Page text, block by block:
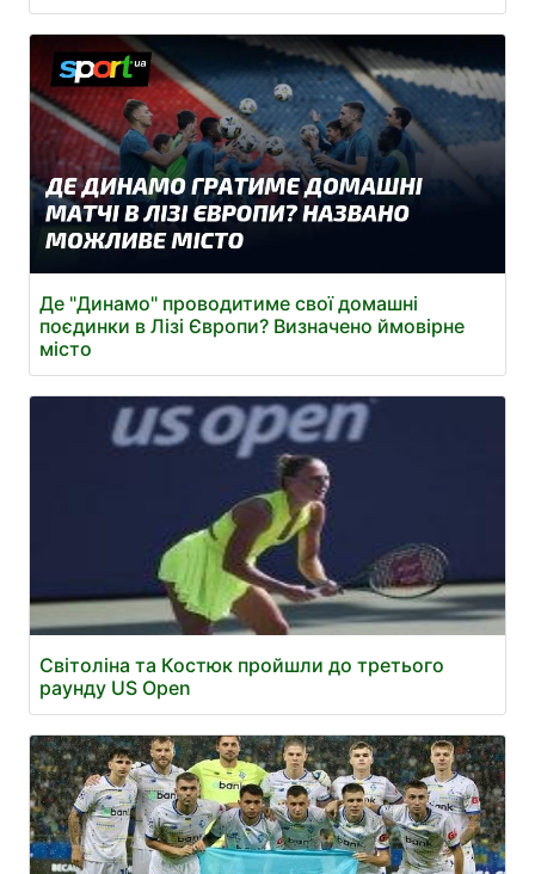
Де "Динамо" проводитиме свої домашні
поєдинки в Лізі Європи? Визначено ймовірне
місто
Світоліна та Костюк пройшли до третього
раунду US Open